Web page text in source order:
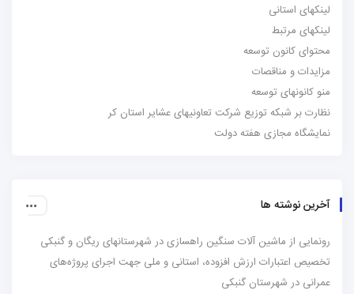
استانی
مرتبط
کانون توسعه
و مناقصات
توسعه
بر شبکه توزیع شرکت تعاونیهای عشایر استان کر
مجازی هفته دولت
نوشته ها
از ماشین آلات سنگین راهسازی در شهرستانهای ریگان و گنبکی
اعتبارات ارزش افزوده، استانی و ملی جهت اجرای پروژه‌های
در شهرستان گنبکی